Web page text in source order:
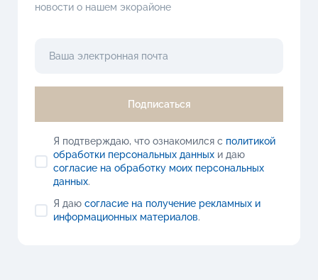
новости о нашем экорайоне
Подписаться
Я подтверждаю, что ознакомился с политикой
обработки персональных данныхи даю
согласие на обработку моих персональных
данных.
Я даю согласие на получение рекламных и
информационных материалов.